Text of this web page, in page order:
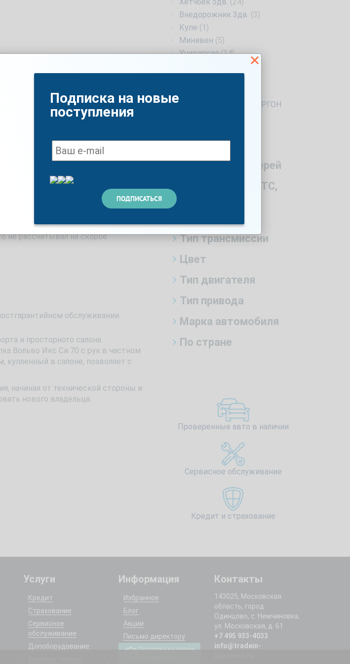
Внедорожник 3дв. (3)
Купе (1)
Минивен (5)
Универсал (34)
ПРОМТОВАРНЫЙ ФУРГОН
Год
Количество дверей
Мощность по ПТС,
л.с.
Тип трансмиссии
Цвет
Тип двигателя
Тип привода
Марка автомобиля
По стране
Проверенные авто в наличии
Сервисное обслуживание
Кредит и страхование
по программе трейдин. Данная
считается надежной и
не рассчитывал на скорое
обслуживании.
и просторного салона.
Вольво Икс Си 70 с рук в частном
купленный в салоне, позволяет с
начиная от технической стороны и
нового владельца.
Подписка на новые
поступления
Услуги
Кредит
Страхование
Сервисное
обслуживание
Допоборудование
Информация
Избранное
Блог
Акции
Письмо директору
Подписка на новые
Контакты
143025, Московская
область, город
Одинцово, с. Немчиновка,
ул. Московская, д. 61
+7 495 933-4033
info@tradein-